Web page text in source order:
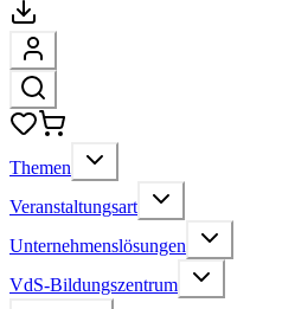
Themen
Veranstaltungsart
Unternehmenslösungen
VdS-Bildungszentrum